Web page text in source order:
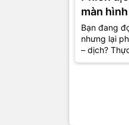
màn
gọn, lẹ
Bạn đang
nhưng lại
– dịch?
giúp bạn